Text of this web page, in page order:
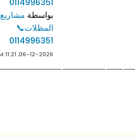
بواسطة مشاريع
المظلات📞
0114996351
06-12-2026, 11:21 PM